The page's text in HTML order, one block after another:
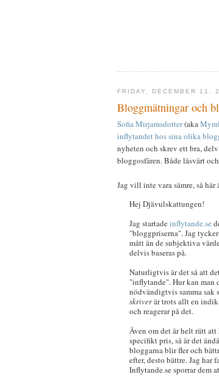
FRIDAY, DECEMBER 11,
Bloggmätningar och
Sofia Mirjamsdotter(aka
inflytandet hos sina olika
nyheten och skrev ett bra,
bloggosfären. Både läsvärt
Jag vill inte vara sämre, så här
Hej Djävulskattungen!
Jag startadeinflytande.se
"bloggpriserna". Jag
mått än de subjektiva
delvis baseras på.
Naturligtvis är det så att
"inflytande". Hur kan man
nödvändigtvis samma sak
skriverär trots allt en
och reagerar på det.
Även om det är helt rätt
specifikt pris, så är det
bloggarna blir fler och
efter, desto bättre. Jag
Inflytande.se sporrar dem